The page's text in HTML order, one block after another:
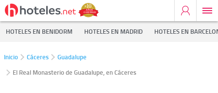
HOTELES EN BENIDORM HOTELES EN MADRID HOTELES EN
Inicio Cáceres
Guadalupe
El Real Monasterio de Guadalupe, en Cáceres